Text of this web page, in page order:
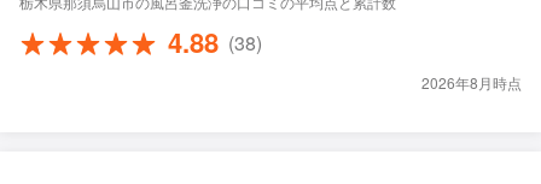
4.88 (38)
2026年8月時点